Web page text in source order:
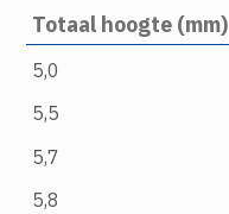
Totaal hoogte (mm)
5,0
5,5
5,7
5,8